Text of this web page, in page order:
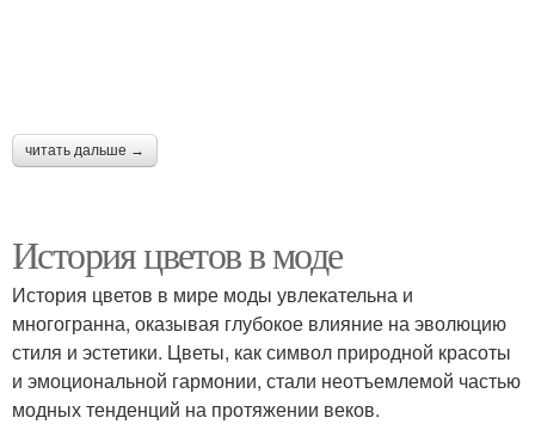
читать дальше →
История цветов в моде
История цветов в мире моды увлекательна и
многогранна, оказывая глубокое влияние на эволюцию
стиля и эстетики. Цветы, как символ природной красоты
и эмоциональной гармонии, стали неотъемлемой частью
модных тенденций на протяжении веков.